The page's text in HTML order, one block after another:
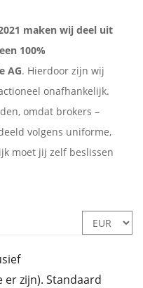
maken wij deel uit
100%
AG. Hierdoor zijn wij
onafhankelijk.
omdat brokers –
volgens uniforme,
moet jij zelf beslissen
zijn). Standaard